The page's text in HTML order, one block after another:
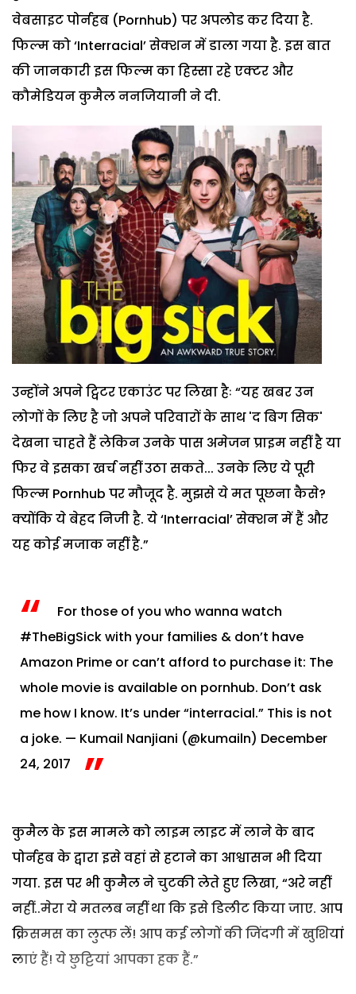
वेबसाइट पोर्नहब (Pornhub) पर अपलोड कर दिया है.
फिल्म को ‘Interracial’ सेक्शन में डाला गया है. इस बात
की जानकारी इस फिल्म का हिस्सा रहे एक्टर और
कौमेडियन कुमैल ननजियानी ने दी.
उन्होंने अपने ट्विटर एकाउंट पर लिखा हैः “यह खबर उन
लोगों के लिए है जो अपने परिवारों के साथ 'द बिग सिक'
देखना चाहते हैं लेकिन उनके पास अमेजन प्राइम नहीं है या
फिर वे इसका खर्च नहीं उठा सकते... उनके लिए ये पूरी
फिल्म Pornhub पर मौजूद है. मुझसे ये मत पूछना कैसे?
क्योंकि ये बेहद निजी है. ये ‘Interracial’ सेक्शन में हैं और
यह कोई मजाक नहीं है.”
For those of you who wanna watch
#TheBigSickwith your families & don’t have
Amazon Prime or can’t afford to purchase it: The
whole movie is available on pornhub. Don’t ask
me how I know. It’s under “interracial.” This is not
a joke. — Kumail Nanjiani (@kumailn) December
24, 2017
कुमैल के इस मामले को लाइम लाइट में लाने के बाद
पोर्नहब के द्वारा इसे वहां से हटाने का आश्वासन भी दिया
गया. इस पर भी कुमैल ने चुटकी लेते हुए लिखा, “अरे नहीं
नहीं..मेरा ये मतलब नहीं था कि इसे डिलीट किया जाए. आप
क्रिसमस का लुत्फ लें! आप कई लोगों की जिंदगी में खुशियां
लाएं हैं! ये छुट्टियां आपका हक हैं.”